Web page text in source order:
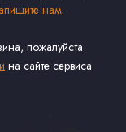
нам.
пожалуйста
на сайте сервиса